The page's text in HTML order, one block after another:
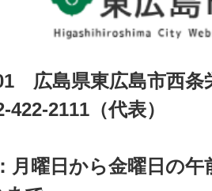
広島県東広島市西
422-2111（代表）
月曜日から金曜日の午